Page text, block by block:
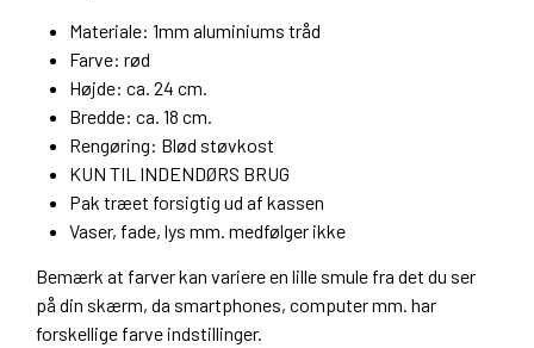
Materiale: 1mm aluminiums tråd
Farve: rød
Højde: ca. 24 cm.
Bredde: ca. 18 cm.
Rengøring: Blød støvkost
KUN TIL INDENDØRS BRUG
Pak træet forsigtig ud af kassen
Vaser, fade, lys mm. medfølger ikke
Bemærk at farver kan variere en lille smule fra det du ser
på din skærm, da smartphones, computer mm. har
forskellige farve indstillinger.